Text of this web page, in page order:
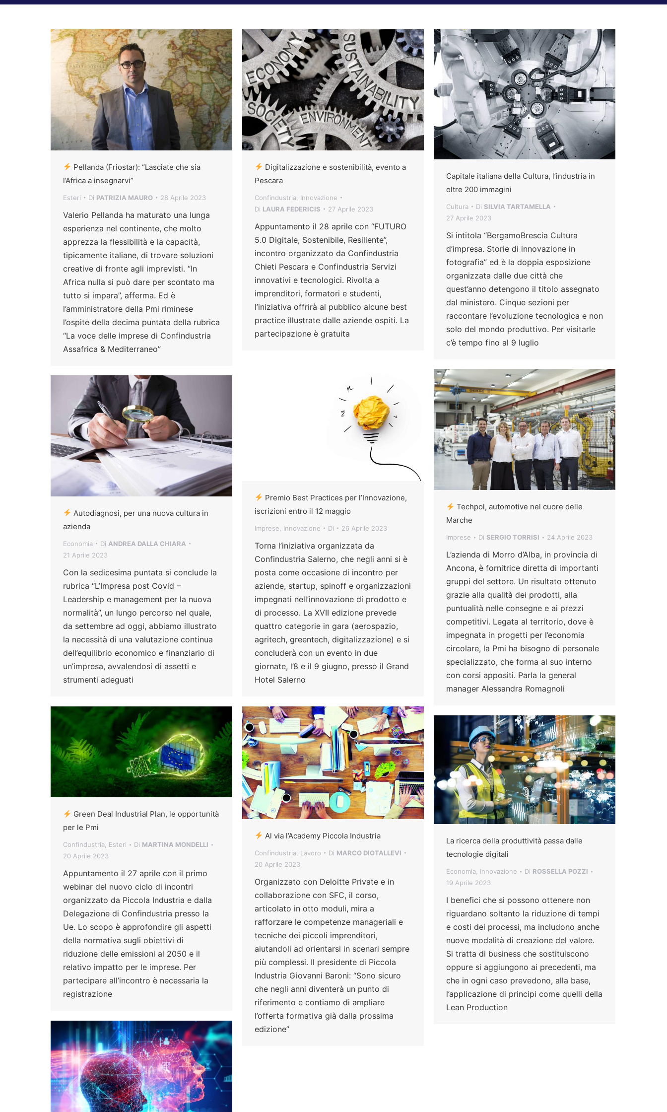
Pellanda (Friostar): “Lasciate che sia
l’Africa a insegnarvi”
Esteri Di PATRIZIA MAURO 28 Aprile 2023
Valerio Pellanda ha maturato una lunga
esperienza nel continente, che molto
apprezza la flessibilità e la capacità,
tipicamente italiane, di trovare soluzioni
creative di fronte agli imprevisti. “In
Africa nulla si può dare per scontato ma
tutto si impara”, afferma. Ed è
l’amministratore della Pmi riminese
l’ospite della decima puntata della rubrica
“La voce delle imprese di Confindustria
Assafrica & Mediterraneo”
Digitalizzazione e sostenibilità, evento a
Pescara
Confindustria
Innovazione
Di LAURA FEDERICIS 27 Aprile 2023
Appuntamento il 28 aprile con “FUTURO
5.0 Digitale, Sostenibile, Resiliente”,
incontro organizzato da Confindustria
Chieti Pescara e Confindustria Servizi
innovativi e tecnologici. Rivolta a
imprenditori, formatori e studenti,
l’iniziativa offrirà al pubblico alcune best
practice illustrate dalle aziende ospiti. La
partecipazione è gratuita
Capitale italiana della Cultura, l’industria in
oltre 200 immagini
Cultura Di SILVIA TARTAMELLA
27 Aprile 2023
Si intitola “BergamoBrescia Cultura
d’impresa. Storie di innovazione in
fotografia” ed è la doppia esposizione
organizzata dalle due città che
quest’anno detengono il titolo assegnato
dal ministero. Cinque sezioni per
raccontare l’evoluzione tecnologica e non
solo del mondo produttivo. Per visitarle
c’è tempo fino al 9 luglio
Premio Best Practices per l’Innovazione,
iscrizioni entro il 12 maggio
Imprese Innovazione Di 26 Aprile 2023
Torna l’iniziativa organizzata da
Confindustria Salerno, che negli anni si è
posta come occasione di incontro per
aziende, startup, spinoff e organizzazioni
impegnati nell’innovazione di prodotto e
di processo. La XVII edizione prevede
quattro categorie in gara (aerospazio,
agritech, greentech, digitalizzazione) e si
concluderà con un evento in due
giornate, l’8 e il 9 giugno, presso il Grand
Hotel Salerno
Techpol, automotive nel cuore delle
Marche
Imprese Di SERGIO TORRISI 24 Aprile 2023
L’azienda di Morro d’Alba, in provincia di
Ancona, è fornitrice diretta di importanti
gruppi del settore. Un risultato ottenuto
grazie alla qualità dei prodotti, alla
puntualità nelle consegne e ai prezzi
competitivi. Legata al territorio, dove è
impegnata in progetti per l’economia
circolare, la Pmi ha bisogno di personale
specializzato, che forma al suo interno
con corsi appositi. Parla la general
manager Alessandra Romagnoli
Autodiagnosi, per una nuova cultura in
azienda
Economia Di ANDREA DALLA CHIARA
21 Aprile 2023
Con la sedicesima puntata si conclude la
rubrica “L’Impresa post Covid –
Leadership e management per la nuova
normalità”, un lungo percorso nel quale,
da settembre ad oggi, abbiamo illustrato
la necessità di una valutazione continua
dell’equilibrio economico e finanziario di
un’impresa, avvalendosi di assetti e
strumenti adeguati
Green Deal Industrial Plan, le opportunità
per le Pmi
Confindustria Esteri Di MARTINA MONDELLI
20 Aprile 2023
Appuntamento il 27 aprile con il primo
webinar del nuovo ciclo di incontri
organizzato da Piccola Industria e dalla
Delegazione di Confindustria presso la
Ue. Lo scopo è approfondire gli aspetti
della normativa sugli obiettivi di
riduzione delle emissioni al 2050 e il
relativo impatto per le imprese. Per
partecipare all’incontro è necessaria la
registrazione
Al via l’Academy Piccola Industria
Confindustria Lavoro Di MARCO DIOTALLEVI
20 Aprile 2023
Organizzato con Deloitte Private e in
collaborazione con SFC, il corso,
articolato in otto moduli, mira a
rafforzare le competenze manageriali e
tecniche dei piccoli imprenditori,
aiutandoli ad orientarsi in scenari sempre
più complessi. Il presidente di Piccola
Industria Giovanni Baroni: “Sono sicuro
che negli anni diventerà un punto di
riferimento e contiamo di ampliare
l’offerta formativa già dalla prossima
edizione”
La ricerca della produttività passa dalle
tecnologie digitali
Economia Innovazione Di ROSSELLA POZZI
19 Aprile 2023
I benefici che si possono ottenere non
riguardano soltanto la riduzione di tempi
e costi dei processi, ma includono anche
nuove modalità di creazione del valore.
Si tratta di business che sostituiscono
oppure si aggiungono ai precedenti, ma
che in ogni caso prevedono, alla base,
l’applicazione di principi come quelli della
Lean Production